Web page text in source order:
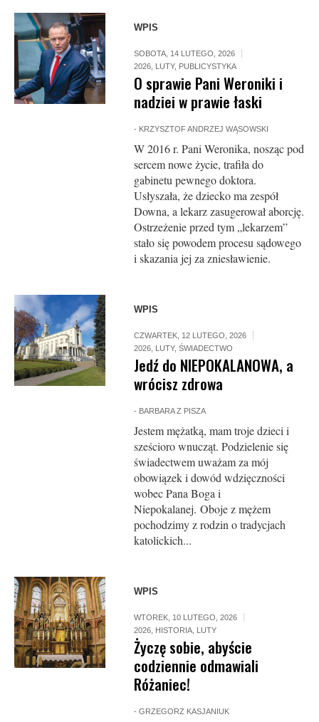
WPIS
SOBOTA, 14 LUTEGO, 2026
2026 LUTY, PUBLICYSTYKA
O sprawie Pani Weroniki i
nadziei w prawie łaski
- KRZYSZTOF ANDRZEJ WĄSOWSKI
W 2016 r. Pani Weronika, nosząc pod
sercem nowe życie, trafiła do
gabinetu pewnego doktora.
Usłyszała, że dziecko ma zespół
Downa, a lekarz zasugerował aborcję.
Ostrzeżenie przed tym „lekarzem”
stało się powodem procesu sądowego
i skazania jej za zniesławienie.
WPIS
CZWARTEK, 12 LUTEGO, 2026
2026 LUTY,ŚWIADECTWO
Jedź do NIEPOKALANOWA, a
wrócisz zdrowa
- BARBARA Z PISZA
Jestem mężatką, mam troje dzieci i
sześcioro wnucząt. Podzielenie się
świadectwem uważam za mój
obowiązek i dowód wdzięczności
wobec Pana Boga i
Niepokalanej. Oboje z mężem
pochodzimy z rodzin o tradycjach
katolickich...
WPIS
WTOREK, 10 LUTEGO, 2026
2026 HISTORIA LUTY
Życzę sobie, abyście
codziennie odmawiali
Różaniec!
-GRZEGORZ KASJANIUK